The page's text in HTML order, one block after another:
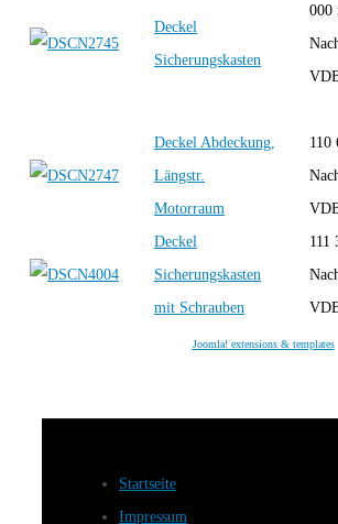
Deckel
Sicherungskasten
000
Deckel Abdeckung,
Längstr.
Motorraum
110
Deckel
Sicherungskasten
mit Schrauben
111
Joomla! extensions & templates
Startseite
Impressum